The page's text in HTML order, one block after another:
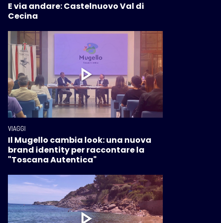
E via andare: Castelnuovo Val di
Cecina
VIAGGI
Il Mugello cambia look: una nuova
brand identity per raccontare la
"Toscana Autentica"